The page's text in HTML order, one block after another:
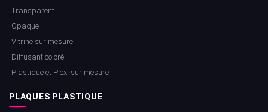
Transparent
Opaque
Vitrine sur mesure
Diffusant coloré
Plastique et Plexi sur mesure
PLAQUES PLASTIQUE